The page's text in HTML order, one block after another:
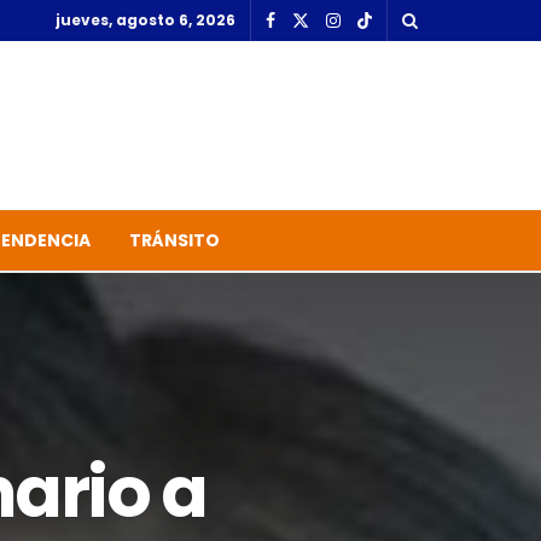
jueves, agosto 6, 2026
TRÁNSITO
a